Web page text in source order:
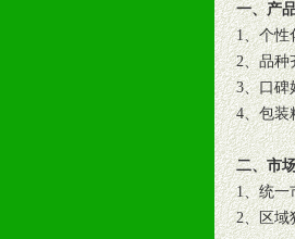
一、产
1、个性
2、品种
3、口碑
4、包装
二、市
1、统一
2、区域